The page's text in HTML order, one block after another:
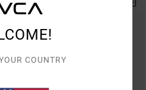
COUNTRY